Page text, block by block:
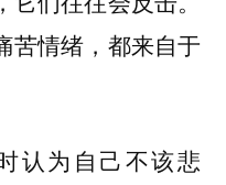
苦情绪，都来自于
认为自己不该悲